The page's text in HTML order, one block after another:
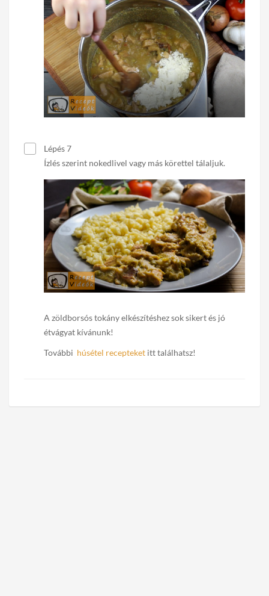
Lépés 7
Ízlés szerint nokedlivel vagy más körettel tálaljuk.
A zöldborsós tokány elkészítéshez sok sikert és jó
étvágyat kívánunk!
További húsétel recepteket itt találhatsz!